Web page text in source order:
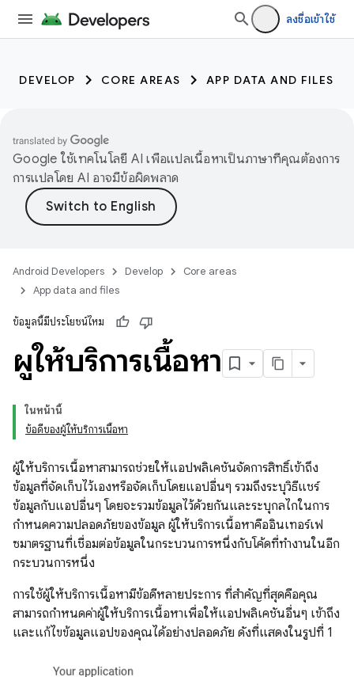
ลงชื่อเข้าใช้
DEVELOP CORE AREAS APP DATA AND FILES
Google ใช้เทคโนโลยี AI เพื่อแปลเนื้อหาเป็นภาษาที่คุณต้องการ
การแปลโดย AI อาจมีข้อผิดพลาด
Android Developers Develop
Core areas
App data and files
ข้อมูลนี้มีประโยชน์ไหม
ผู้ให้บริการเนื้อหา
ในหน้านี้
ข้อดีของผู้ให้บริการเนื้อหา
ผู้ให้บริการเนื้อหาสามารถช่วยให้แอปพลิเคชันจัดการสิทธิ์เข้าถึง
ข้อมูลที่จัดเก็บไว้เองหรือจัดเก็บโดยแอปอื่นๆ รวมถึงระบุวิธีแชร์
ข้อมูลกับแอปอื่นๆ โดยจะรวมข้อมูลไว้ด้วยกันและระบุกลไกในการ
กำหนดความปลอดภัยของข้อมูล ผู้ให้บริการเนื้อหาคืออินเทอร์เฟ
ซมาตรฐานที่เชื่อมต่อข้อมูลในกระบวนการหนึ่งกับโค้ดที่ทำงานในอีก
กระบวนการหนึ่ง
การใช้ผู้ให้บริการเนื้อหามีข้อดีหลายประการ ที่สำคัญที่สุดคือคุณ
สามารถกำหนดค่าผู้ให้บริการเนื้อหาเพื่อให้แอปพลิเคชันอื่นๆ เข้าถึง
และแก้ไขข้อมูลแอปของคุณได้อย่างปลอดภัย ดังที่แสดงในรูปที่ 1